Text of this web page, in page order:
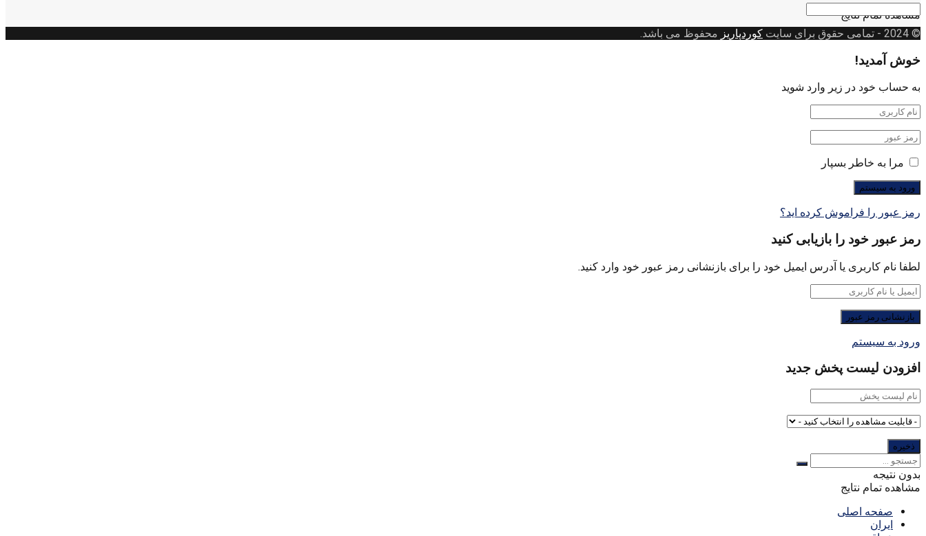
مشاهده تمام نتایج
دسته
بندی
© 2024
- تمامی حقوق برای سایت کوردپاریز محفوظ می باشد.
خوش آمدید!
به حساب خود در زیر وارد شوید
مرا به خاطر بسپار
رمز عبور را فراموش کرده اید؟
رمز عبور خود را بازیابی کنید
لطفا نام کاربری یا آدرس ایمیل خود را برای بازنشانی رمز عبور خود وارد کنید.
ورود به سیستم
افزودن لیست پخش جدید
بدون نتیجه
مشاهده تمام نتایج
صفحه اصلی
ایران